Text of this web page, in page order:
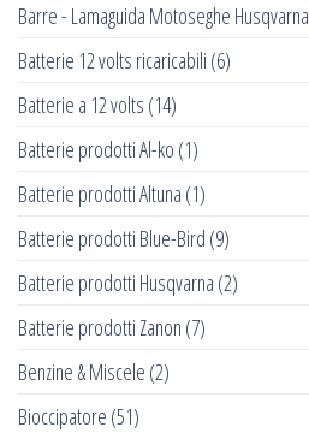
Barre - Lamaguida Motoseghe Husqvarna
Batterie 12 volts ricaricabili (6)
Batterie a 12 volts (14)
Batterie prodotti Al-ko (1)
Batterie prodotti Altuna (1)
Batterie prodotti Blue-Bird (9)
Batterie prodotti Husqvarna (2)
Batterie prodotti Zanon (7)
Benzine & Miscele (2)
Bioccipatore (51)